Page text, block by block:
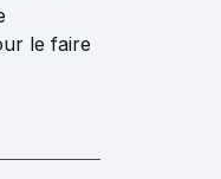
le faire